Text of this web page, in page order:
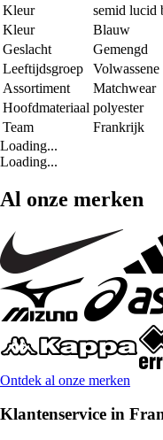
Kleur
semid lucid
Kleur
Blauw
Geslacht
Gemengd
Leeftijdsgroep
Volwassene
Assortiment
Matchwear
Hoofdmateriaal polyester
Team
Frankrijk
Loading...
Loading...
Al onze merken
Ontdek al onze merken
Klantenservice in